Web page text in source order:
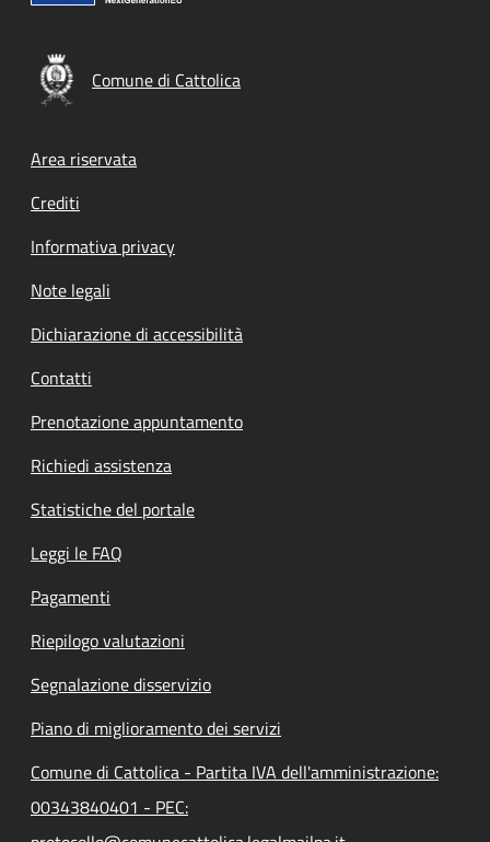
Comune di Cattolica
Footer menu
Area riservata
Crediti
Informativa privacy
Note legali
Dichiarazione di accessibilità
Contatti
Prenotazione appuntamento
Richiedi assistenza
Statistiche del portale
Leggi le FAQ
Pagamenti
Riepilogo valutazioni
Segnalazione disservizio
Piano di miglioramento dei servizi
Comune di Cattolica - Partita IVA dell'amministrazione:
00343840401 - PEC: